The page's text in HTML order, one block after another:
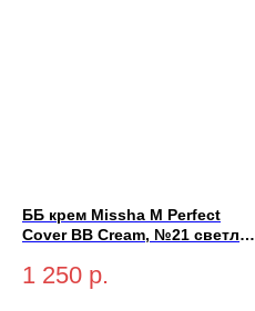
ББ крем Missha M Perfect
Cover BB Cream, №21 светлый
1 250 р.